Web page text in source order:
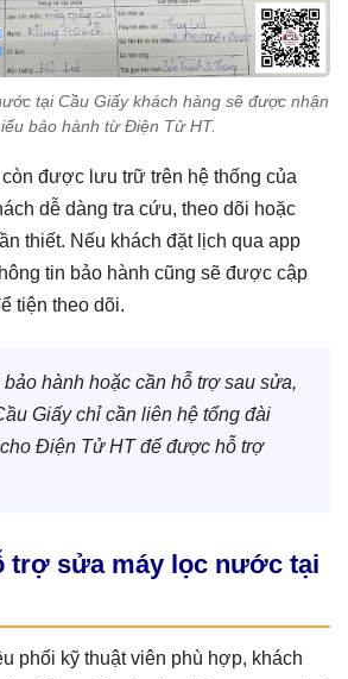
tại Cầu Giấy khách hàng sẽ được nhận
bảo hành từ Điện Tử HT.
được lưu trữ trên hệ thống của
dễ dàng tra cứu, theo dõi hoặc
thiết. Nếu khách đặt lịch qua app
tin bảo hành cũng sẽ được cập
tiện theo dõi.
hành hoặc cần hỗ trợ sau sửa,
Giấy chỉ cần liên hệ tổng đài
Điện Tử HT để được hỗ trợ
trợ sửa máy lọc nước tại
phối kỹ thuật viên phù hợp, khách